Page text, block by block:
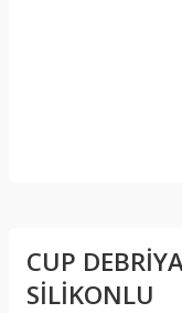
CUP
SİLİKONLU